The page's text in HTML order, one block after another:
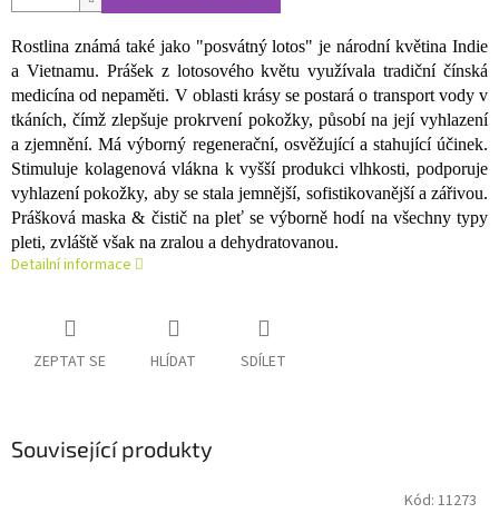
Rostlina známá také jako "posvátný lotos" je národní květina Indie
a Vietnamu. Prášek z lotosového květu využívala tradiční čínská
medicína od nepaměti. V oblasti krásy se postará o transport vody v
tkáních, čímž zlepšuje prokrvení pokožky, působí na její vyhlazení
a zjemnění. Má výborný regenerační, osvěžující a stahující účinek.
Stimuluje kolagenová vlákna k vyšší produkci vlhkosti, podporuje
vyhlazení pokožky, aby se stala jemnější, sofistikovanější a zářivou.
Prášková maska & čistič na pleť se výborně hodí na všechny typy
pleti, zvláště však na zralou a dehydratovanou.
Detailní informace
ZEPTAT SE HLÍDAT SDÍLET
Související produkty
Kód: 11273